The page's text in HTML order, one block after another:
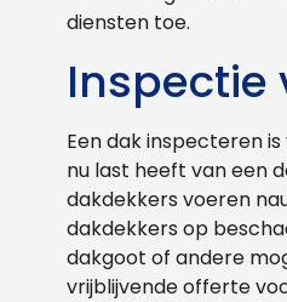
diensten toe.
Inspectie
Een dak inspecteren
nu last heeft van een
dakdekkers voeren
dakdekkers op
dakgoot of andere
vrijblijvende offerte